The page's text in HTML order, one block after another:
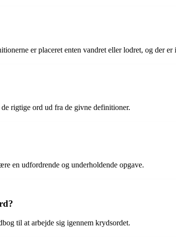
er placeret enten vandret eller lodret, og der er
rigtige ord ud fra de givne definitioner.
en udfordrende og underholdende opgave.
til at arbejde sig igennem krydsordet.